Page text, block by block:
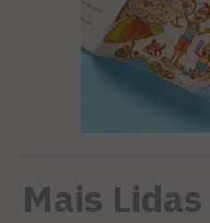
Mais Lidas